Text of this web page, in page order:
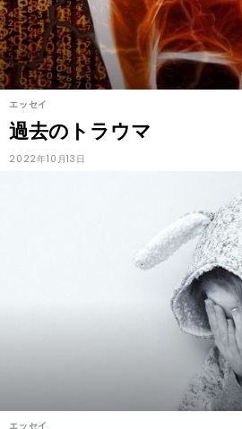
エッセイ
過去のトラウマ
2022年10月13日
エッセイ